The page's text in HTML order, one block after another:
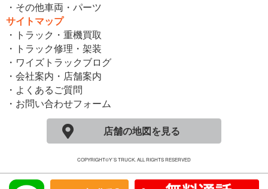
・その他車両・パーツ
サイトマップ
・トラック・重機買取
・トラック修理・架装
・ワイズトラックブログ
・会社案内・店舗案内
・よくあるご質問
・お問い合わせフォーム
店舗の地図を見る
COPYRIGHT©Y´S TRUCK. ALL RIGHTS RESERVED